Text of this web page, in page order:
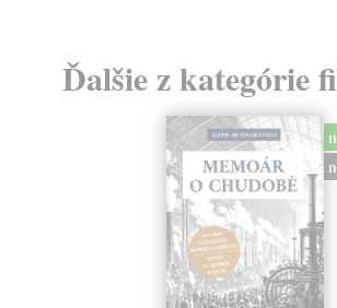
Ďalšie z kategórie